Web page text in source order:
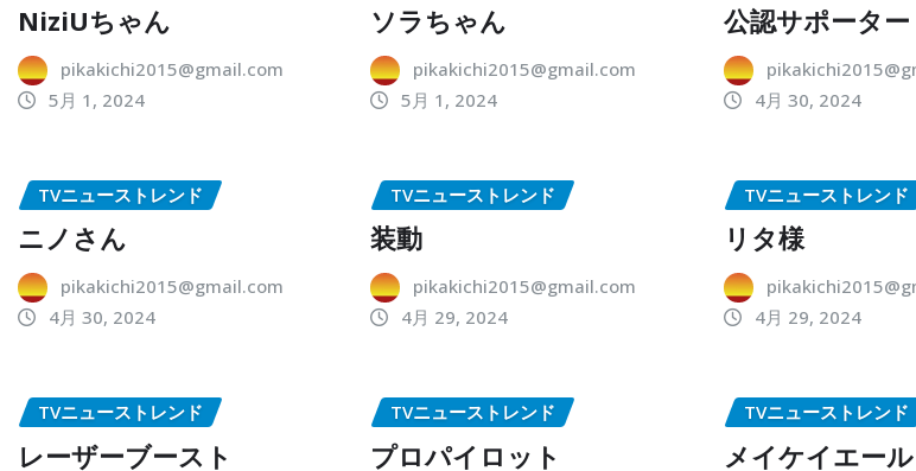
NiziUちゃん
pikakichi2015@gmail.com
5月 1, 2024
ソラちゃん
pikakichi2015@gmail.com
5月 1, 2024
公認サポーター
4月 30, 2024
TVニューストレンド
ニノさん
pikakichi2015@gmail.com
4月 30, 2024
TVニューストレンド
装動
pikakichi2015@gmail.com
4月 29, 2024
TVニューストレンド
リタ様
4月 29, 2024
TVニューストレンド
レーザーブースト
TVニューストレンド
プロパイロット
TVニューストレンド
メイケイエール